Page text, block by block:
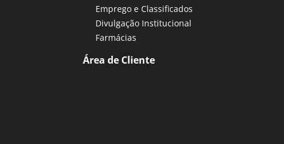
Emprego e Classificados
Divulgação Institucional
Farmácias
Área de Cliente